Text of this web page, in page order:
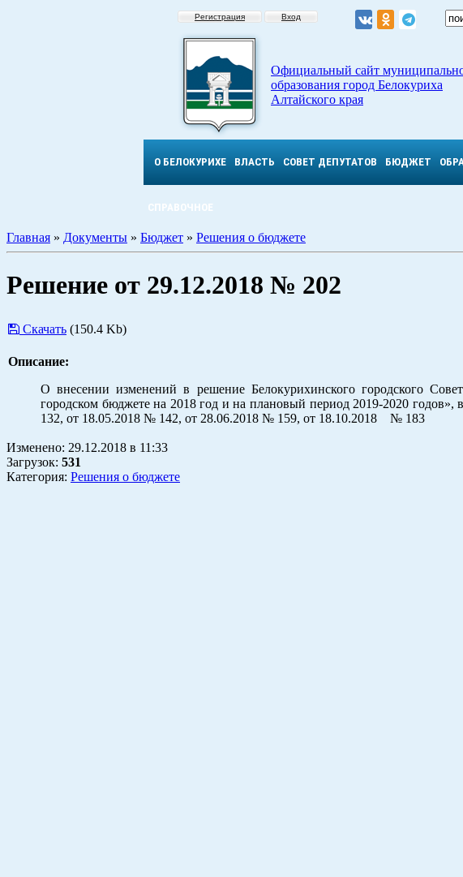
Регистрация Вход
Официальный сайт
образования город Белокуриха
Алтайского края
О БЕЛОКУРИХЕ ВЛАСТЬ СОВЕТ ДЕПУТАТОВ БЮДЖЕТ
СПРАВОЧНОЕ
Главная » Документы » Бюджет » Решения о бюджете
Решение от 29.12.2018 № 202
Скачать (150.4 Kb)
Описание:
О внесении изменений в решение Белокурихинского городского
городском бюджете на 2018 год и на плановый период 2019-2020
132, от 18.05.2018 № 142, от 28.06.2018 № 159, от 18.10.2018 № 183
Изменено: 29.12.2018 в 11:33
Загрузок: 531
Категория: Решения о бюджете